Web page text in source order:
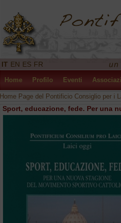
IT EN ES FR
Home Profilo Eventi
Home Page del Pontificio Consiglio per i
Sport, educazione, fede. Per una